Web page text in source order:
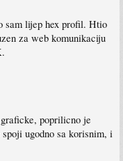
sam lijep hex profil. Htio
za web komunikaciju
poprilicno je
ugodno sa korisnim, i